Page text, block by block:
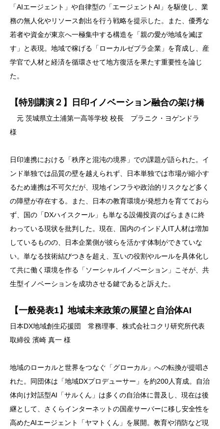
「AIエージェント」や自律型の「エージェントAI」を駆使し、業
務の無人化やリソース創出を行う戦略を提示した。また、優秀な
若者や資金が東京へ一極集中する構造を「親の愛が地域を滅ぼ
す」と表現。地域で稼げる「ローカルゼブラ企業」を育成し、産
学官で人材と経済を循環させて地方復活を果たす重要性を論じ
た。
【特別講演２】日印イノベーション融合の架け橋
元 茨城県立土浦第一高等学校 校長 プラニク・ヨゲンドラ
様
日印連携における「秩序と混沌の境界」での課題が語られた。イ
ンド単独では品質の壁を越えられず、日本単独では市場が縮小す
るため連携は不可欠だが、現地インフラや政治的リスクなど多く
の障壁が存在する。また、日本の教育環境が発想力を育てておら
ず、国の「DXハイスクール」も単なる設備投資のばらまきに終
わっている現状を批判した。現在、国内のインド人IT人材は増加
しているものの、日本企業側が彼らを活かす体制ができていな
い。単なる技術結びつきを超え、互いの役割やルールを具体化し
て共に働く環境を作る「ソーシャルイノベーション」こそが、共
生型イノベーションを成功させる鍵であると訴えた。
【一般発表1】地域未来政策の展望と自治体AI
日本DX地域創生応援団 常務理事、株式会社コクリ研究所代表
取締役 濱崎 真一 様
地域のローカルと世界をつなぐ「グローカル」への転換が提唱さ
れた。同団体は「地域DXプロデューサー」を約200人育成。自治
体向け対話型AI「サルくん」は多くの自治体に普及し、現在は後
継として、さくらインターネットの国産サーバーに移し安全性を
高めたAIエージェント「ヤマトくん」を展開。教育や消防など現